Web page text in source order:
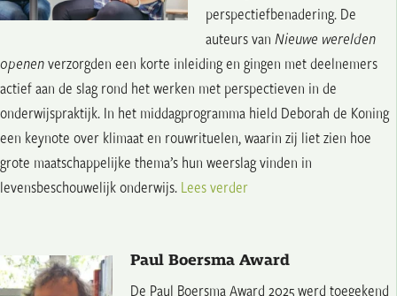
perspectiefbenadering. De
auteurs van Nieuwe werelden
openenverzorgden een korte inleiding en gingen met deelnemers
actief aan de slag rond het werken met perspectieven in de
onderwijspraktijk. In het middagprogramma hield Deborah de Koning
een keynote over klimaat en rouwrituelen, waarin zij liet zien hoe
grote maatschappelijke thema’s hun weerslag vinden in
levensbeschouwelijk onderwijs. Lees verder
Paul Boersma Award
De Paul Boersma Award 2025 werd toegekend